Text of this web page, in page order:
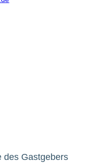
des Gastgebers